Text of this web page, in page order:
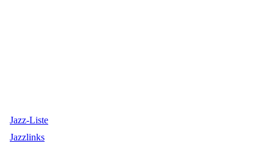
Jazz-Liste
Jazzlinks